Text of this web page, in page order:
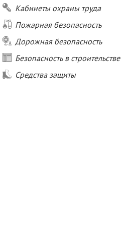
Кабинеты охраны труда
Пожарная безопасность
Дорожная безопасность
Безопасность в строительстве
Средства защиты